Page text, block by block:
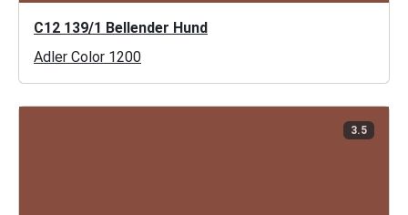
C12 139/1 Bellender Hund
Adler Color 1200
3.5